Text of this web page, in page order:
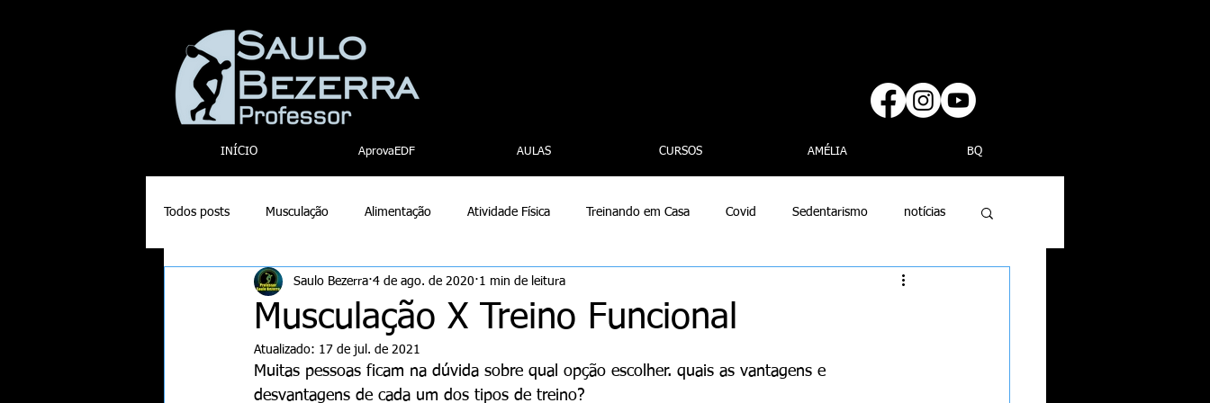
INÍCIO AprovaEDF AULAS CURSOS AMÉLIA BQ
Todos posts Musculação Alimentação Atividade Física Treinando em Casa Covid Sedentarismo notícias
paralimpiadas
Musculação X Treino Funcional
Saulo Bezerra 4 de ago. de 2020 1 min de leitura
Atualizado: 17 de jul. de 2021
Muitas pessoas ficam na dúvida sobre qual opção escolher. quais as vantagens e
desvantagens de cada um dos tipos de treino?